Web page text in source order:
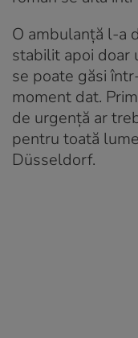
O ambulanță l-a
stabilit apoi doar
se poate găsi
moment dat.
de urgență ar
pentru toată
Düsseldorf.